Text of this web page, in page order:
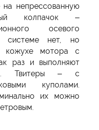
непрессованную
колпачок –
осевого
системе нет, но
кожухе мотора с
раз и выполняют
Твитеры – с
куполами.
их можно